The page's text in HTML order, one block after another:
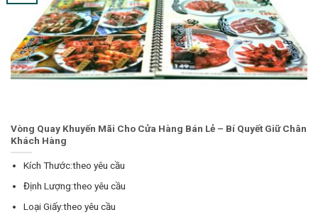
Vòng Quay Khuyến Mãi Cho Cửa Hàng Bán Lẻ – Bí Quyết Giữ Chân
Khách Hàng
Kích Thước:theo yêu cầu
Định Lượng:theo yêu cầu
Loại Giấy:theo yêu cầu